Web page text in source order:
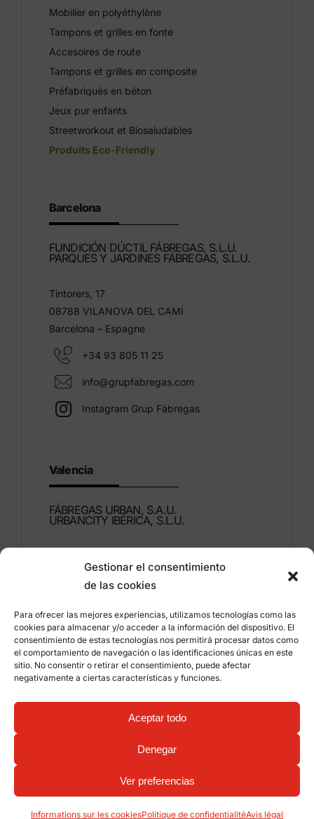
Gestionar el consentimiento
de las cookies
Para ofrecer las mejores experiencias, utilizamos tecnologías como las
cookies para almacenar y/o acceder a la información del dispositivo. El
consentimiento de estas tecnologías nos permitirá procesar datos como
el comportamiento de navegación o las identificaciones únicas en este
sitio. No consentir o retirar el consentimiento, puede afectar
negativamente a ciertas características y funciones.
Aceptar todo
Denegar
Ver preferencias
Informations sur les cookiesPolitique de confidentialitéAvis légal
Mobilier en polyéthylène
Tampons et grilles en fonte
Accesoires de route
Tampons et grilles en composite
Préfabriqués en béton
Jeux pur enfants
Streetworkout et Biosaludables
Produits Eco-Friendly
Barcelona
FUNDICIÓN DÚCTIL FÁBREGAS, S.L.U.
PARQUES Y JARDINES FÁBREGAS, S.L.U.
Tintorers, 17
08788 VILANOVA DEL CAMÍ
Barcelona – Espagne
+34 93 805 11 25
info@grupfabregas.com
Instagram Grup Fábregas
Valencia
FÁBREGAS URBAN, S.A.U.
URBANCITY IBÉRICA, S.L.U.
46960 ALDAIA
Valencia – Espagne
+34 96 151 53 44
info@grupfabregas.com
Grup Fábregas
Accès concessionnaire
Avis légal
Politique de confidentialité
Informations sur les cookies
mobiliers urbains ECO Friendly –
qualitystudio